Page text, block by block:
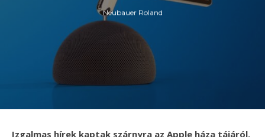
Neubauer Roland
Izgalmas hírek kaptak szárnyra az Apple háza tájáról,